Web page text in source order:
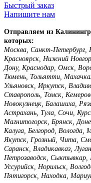
Быстрый заказ
Напишите нам
Отправляем из
которых:
Москва, Санкт-Петербург,
Красноярск, Нижний
Дону, Краснодар, Омск,
Тюмень, Тольятти,
Ульяновск, Иркутск,
Ставрополь, Томск,
Новокузнецк, Балашиха,
Астрахань, Тула, Сочи,
Магнитогорск, Брянск,
Калуга, Белгород, Вологда,
Якутск, Грозный, Чита,
Саранск, Владикавказ,
Петрозаводск, Сыктывкар,
Уссурийск, Норильск,
Пятигорск, Находка,